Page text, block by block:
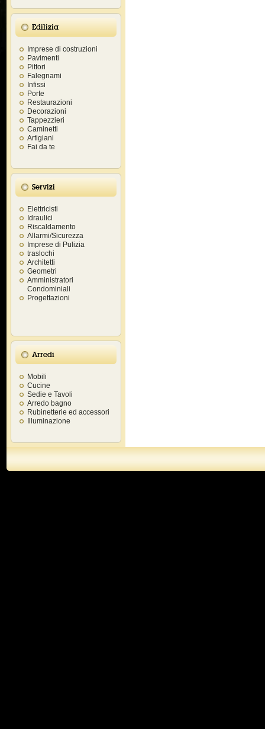
Edilizia
Imprese di costruzioni
Pavimenti
Pittori
Falegnami
Infissi
Porte
Restaurazioni
Decorazioni
Tappezzieri
Caminetti
Artigiani
Fai da te
Servizi
Elettricisti
Idraulici
Riscaldamento
Allarmi/Sicurezza
Imprese di Pulizia
traslochi
Architetti
Geometri
Amministratori
Condominiali
Progettazioni
Arredi
Mobili
Cucine
Sedie e Tavoli
Arredo bagno
Rubinetterie ed accessori
Illuminazione